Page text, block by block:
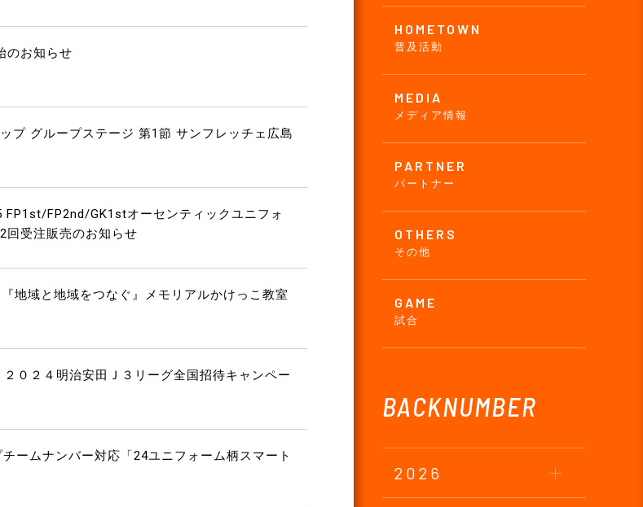
HOMETOWN
普及活動
MEDIA
メディア情報
PARTNER
パートナー
OTHERS
その他
GAME
試合
BACKNUMBER
2026
のお知らせ
プ グループステージ 第1節 サンフレッチェ広島
FP2nd/GK1stオーセンティックユニフォ
回受注販売のお知らせ
地域と地域をつなぐ』メモリアルかけっこ教室
０２４明治安田Ｊ３リーグ全国招待キャンペー
ームナンバー対応「24ユニフォーム柄スマート